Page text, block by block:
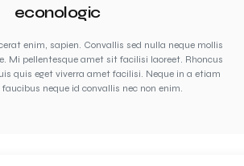
econologic
enim, sapien. Convallis sed nulla neque mollis
Mi pellentesque amet sit facilisi laoreet. Rhoncus
quis eget viverra amet facilisi. Neque in a etiam
faucibus neque id convallis nec non enim.